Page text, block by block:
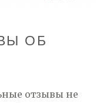
ОБ
отзывы не